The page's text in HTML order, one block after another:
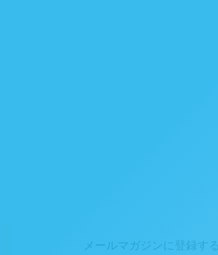
メールマガジンに登録する